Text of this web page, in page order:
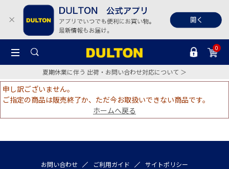
0
夏期休業に伴う 出荷・お問い合わせ対応について ＞
申し訳ございません。
ご指定の商品は販売終了か、ただ今お取扱いできない商品です。
ホームへ戻る
お問い合わせ ご利用ガイド
サイトポリシー